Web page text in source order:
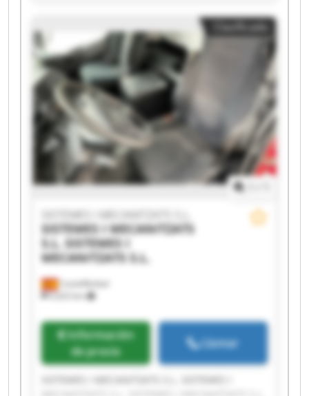
SISTEMES I MECANITZATS S.L. SISTEMES I
MECANITZATS S.L. SISTEMES I MECANITZATS S.L.
SISTEMES I MECANITZATS S.L. SISTEMES I
MECANITZATS S.L. SISTEMES I MECANITZATS S.L.
SISTEMES I MECANITZATS S.L. SISTEMES I
MECANITZATS S.L. SISTEMES I MECANITZATS S.L.
SISTEMES I MECANITZATS S.L. SISTEMES I
MECANITZATS S.L. SISTEMES I MECANITZATS S.L.
SISTEMES I MECANITZATS S.L. SISTEMES I
MECANITZATS S.L.
Castellbisbal
9,423 km
SISTEMES I MECANITZATS S.L.
SISTEMES I MECANITZATS
S.L. SISTEMES I
MECANITZATS S.L.
Información
de precio
Llamar